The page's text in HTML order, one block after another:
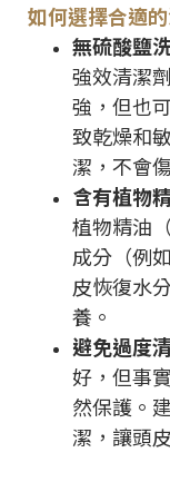
如何選擇合適
無硫酸鹽
強效清潔
強，但也
致乾燥和
潔，不會
含有植物
植物精油
成分（例
皮恢復水
養。
避免過度
好，但事
然保護。
潔，讓頭